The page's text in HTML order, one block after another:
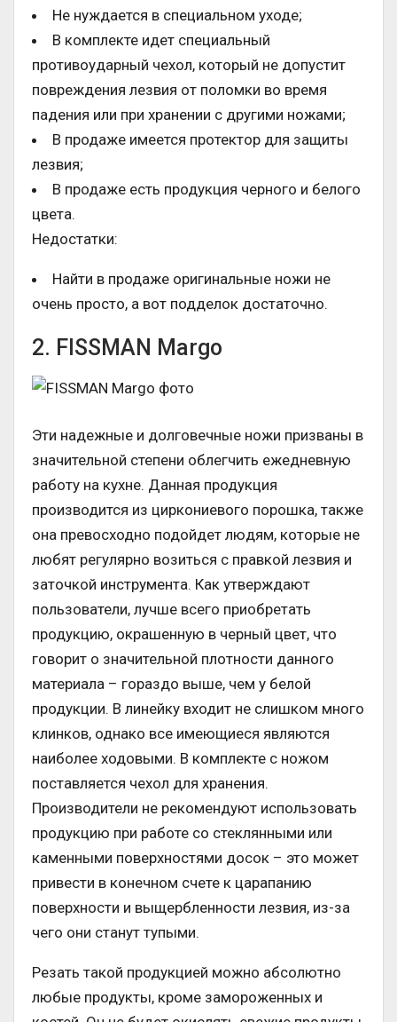
Не нуждается в специальном уходе;
В комплекте идет специальный
противоударный чехол, который не допустит
повреждения лезвия от поломки во время
падения или при хранении с другими ножами;
В продаже имеется протектор для защиты
лезвия;
В продаже есть продукция черного и белого
цвета.
Недостатки:
Найти в продаже оригинальные ножи не
очень просто, а вот подделок достаточно.
2. FISSMAN Margo
Эти надежные и долговечные ножи призваны в
значительной степени облегчить ежедневную
работу на кухне. Данная продукция
производится из циркониевого порошка, также
она превосходно подойдет людям, которые не
любят регулярно возиться с правкой лезвия и
заточкой инструмента. Как утверждают
пользователи, лучше всего приобретать
продукцию, окрашенную в черный цвет, что
говорит о значительной плотности данного
материала – гораздо выше, чем у белой
продукции. В линейку входит не слишком много
клинков, однако все имеющиеся являются
наиболее ходовыми. В комплекте с ножом
поставляется чехол для хранения.
Производители не рекомендуют использовать
продукцию при работе со стеклянными или
каменными поверхностями досок – это может
привести в конечном счете к царапанию
поверхности и выщербленности лезвия, из-за
чего они станут тупыми.
Резать такой продукцией можно абсолютно
любые продукты, кроме замороженных и